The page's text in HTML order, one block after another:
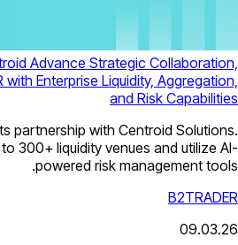
B2BROKER and Centroid Advance
Enhancing B2TRADER with
B2BROKER expands its partnership
Connect B2TRADER to 300+
powered